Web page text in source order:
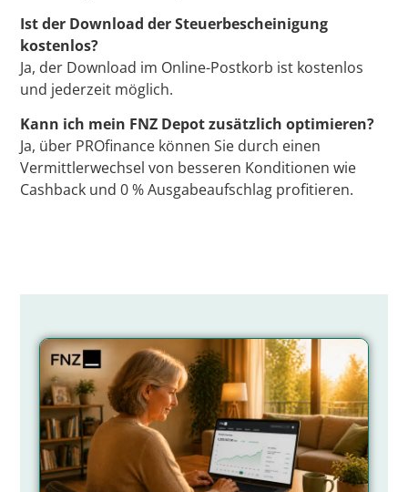
Ist der Download der Steuerbescheinigung
kostenlos?
Ja, der Download im Online-Postkorb ist kostenlos
und jederzeit möglich.
Kann ich mein FNZ Depot zusätzlich optimieren?
Ja, über PROfinance können Sie durch einen
Vermittlerwechsel von besseren Konditionen wie
Cashback und 0 % Ausgabeaufschlag profitieren.